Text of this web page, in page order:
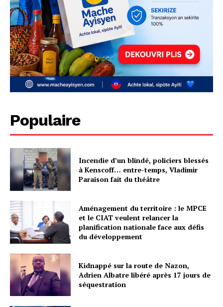
Populaire
Incendie d’un blindé, policiers blessés
à Kenscoff… entre-temps, Vladimir
Paraison fait du théâtre
Aménagement du territoire : le MPCE
et le CIAT veulent relancer la
planification nationale face aux défis
du développement
Kidnappé sur la route de Nazon,
Adrien Albatre libéré après 17 jours de
séquestration